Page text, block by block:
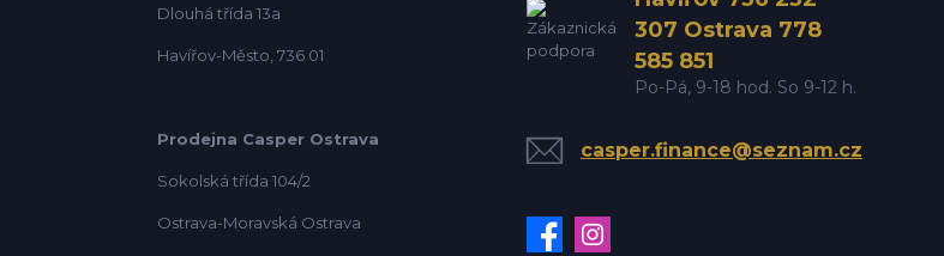
Dlouhá třída 13a
Havířov-Město, 736 01
Prodejna Casper Ostrava
Sokolská třída 104/2
Ostrava-Moravská Ostrava
307 Ostrava 778
585 851
Po-Pá, 9-18 hod. So 9-12 h.
casper.finance@seznam.cz